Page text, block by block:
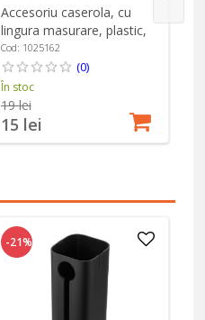
Accesoriu caserola, cu
lingura masurare, plastic,
marimea S, "Cube" -
Zwilling
Cod: 1025162
(0)
În stoc
19 lei
15 lei
-21%